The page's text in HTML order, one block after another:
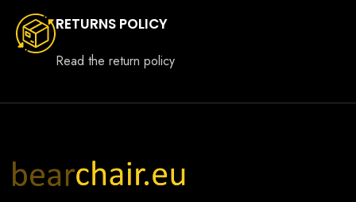
RETURNS POLICY
Read the return policy